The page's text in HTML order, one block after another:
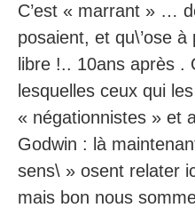
C’est « marrant » …
posaient, et qu\’ose
libre !.. 10ans après .
lesquelles ceux qui
« négationnistes » et
Godwin : là
sens\ » osent relater
mais bon nous